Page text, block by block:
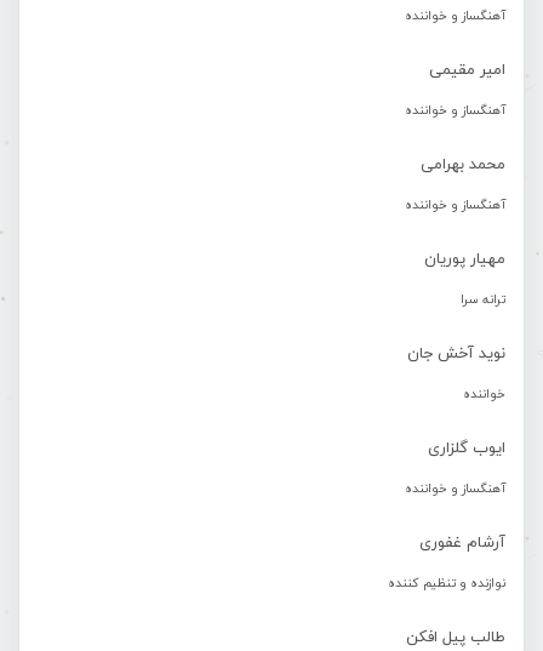
آهنگساز و خواننده
امیر مقیمی
آهنگساز و خواننده
محمد بهرامی
آهنگساز و خواننده
مهیار پوریان
ترانه سرا
نوید آخش جان
خواننده
ایوب گلزاری
آهنگساز و خواننده
آرشام غفوری
نوازنده و تنظیم کننده
طالب پیل افکن